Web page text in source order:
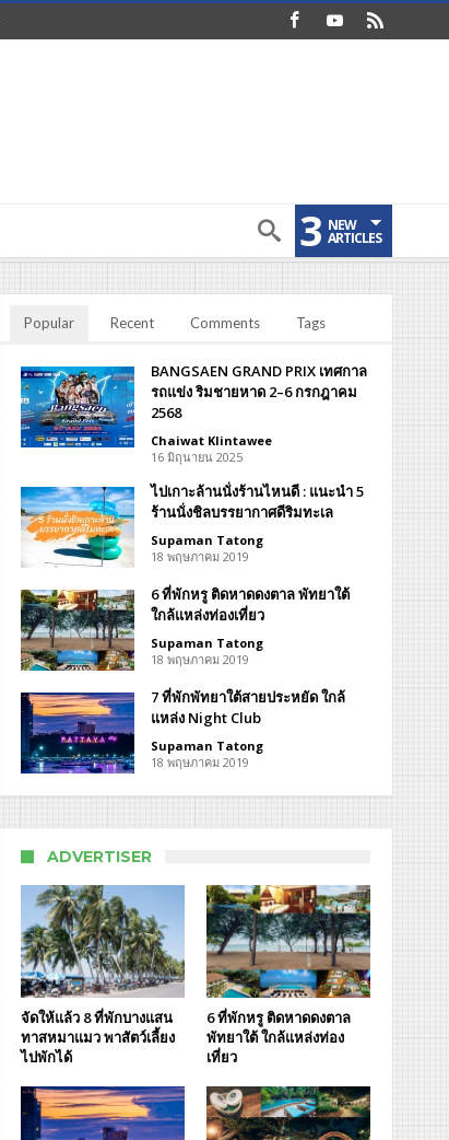
3 NEW
ARTICLES
Popular Recent Comments Tags
BANGSAEN GRAND PRIX เทศกาล
รถแข่ง ริมชายหาด 2–6 กรกฎาคม
2568
Chaiwat Klintawee
16 มิถุนายน 2025
ไปเกาะล้านนั่งร้านไหนดี : แนะนำ 5
ร้านนั่งชิลบรรยากาศดีริมทะเล
Supaman Tatong
18 พฤษภาคม 2019
6 ที่พักหรู ติดหาดดงตาล พัทยาใต้
ใกล้แหล่งท่องเที่ยว
Supaman Tatong
18 พฤษภาคม 2019
7 ที่พักพัทยาใต้สายประหยัด ใกล้
แหล่ง Night Club
Supaman Tatong
18 พฤษภาคม 2019
ADVERTISER
จัดให้แล้ว 8 ที่พักบางแสน
ทาสหมาแมว พาสัตว์เลี้ยง
ไปพักได้
6 ที่พักหรู ติดหาดดงตาล
พัทยาใต้ ใกล้แหล่งท่อง
เที่ยว